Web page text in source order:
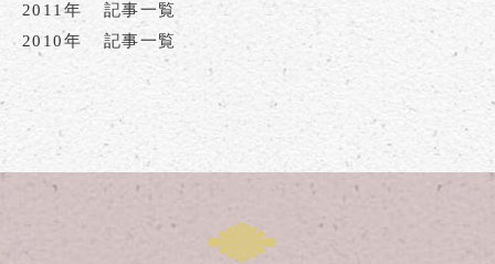
2011年
記事一覧
2010年
記事一覧